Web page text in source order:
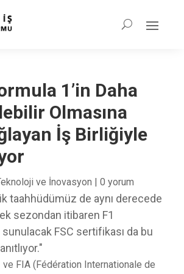
1’in Daha
Olmasına
İş Birliğiyle
ve İnovasyon | 0 yorum
taahhüdümüz de aynı derecede
sezondan itibaren F1
FSC sertifikası da bu
FIA (Fédération Internationale de